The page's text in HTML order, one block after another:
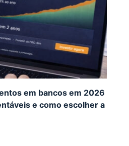
em bancos em 2026
e como escolher a